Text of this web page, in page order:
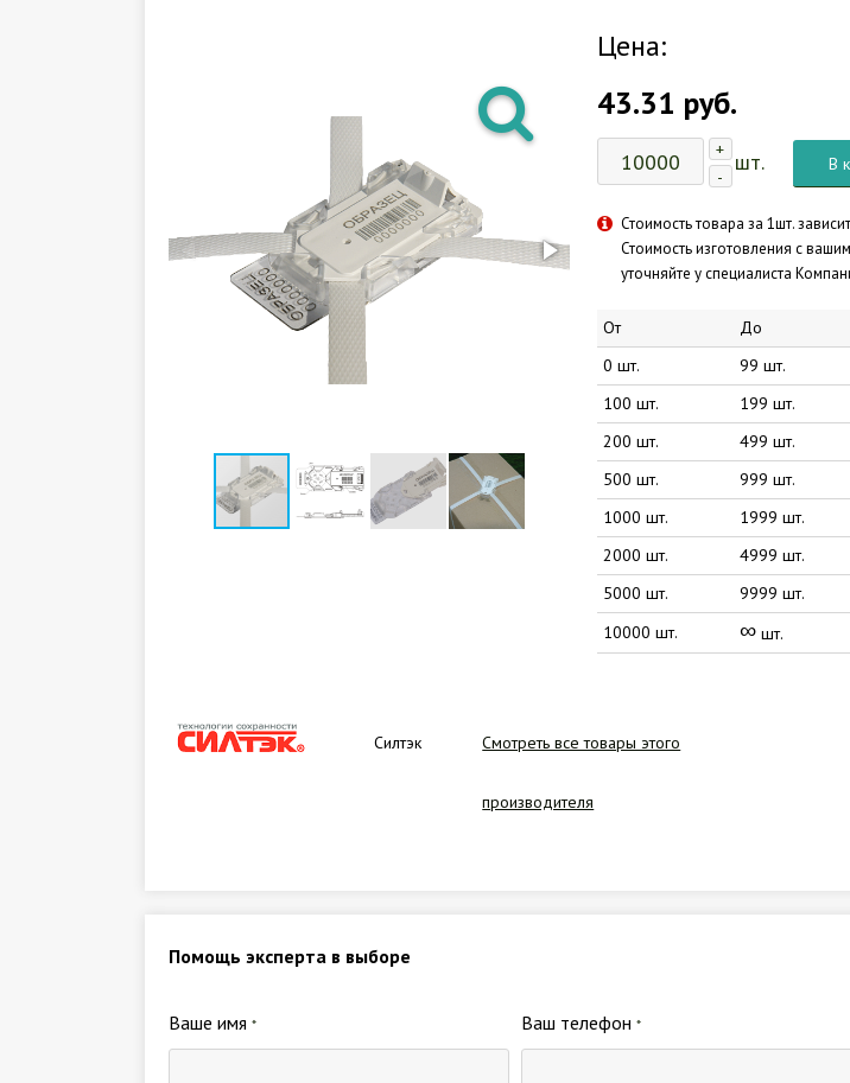
Цена:
43.31 руб.
+
-
шт. В
Стоимость товара за 1шт.
Стоимость изготовления с
уточняйте у специалиста
От До
0 шт.
99 шт.
100 шт.
199 шт.
200 шт.
499 шт.
500 шт.
999 шт.
1000 шт.
1999 шт.
2000 шт.
4999 шт.
5000 шт.
9999 шт.
10000 шт.
∞шт.
Силтэк Смотреть все товары этого
производителя
Помощь эксперта в выборе
Ваше имя * Ваш телефон*